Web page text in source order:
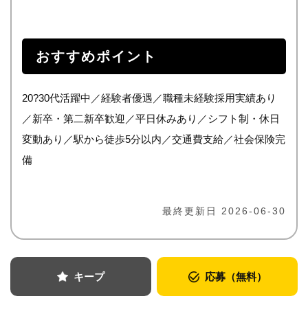
おすすめポイント
20?30代活躍中／経験者優遇／職種未経験採用実績あり
／新卒・第二新卒歓迎／平日休みあり／シフト制・休日
変動あり／駅から徒歩5分以内／交通費支給／社会保険完
備
最終更新日 2026-06-30
キープ 応募（無料）